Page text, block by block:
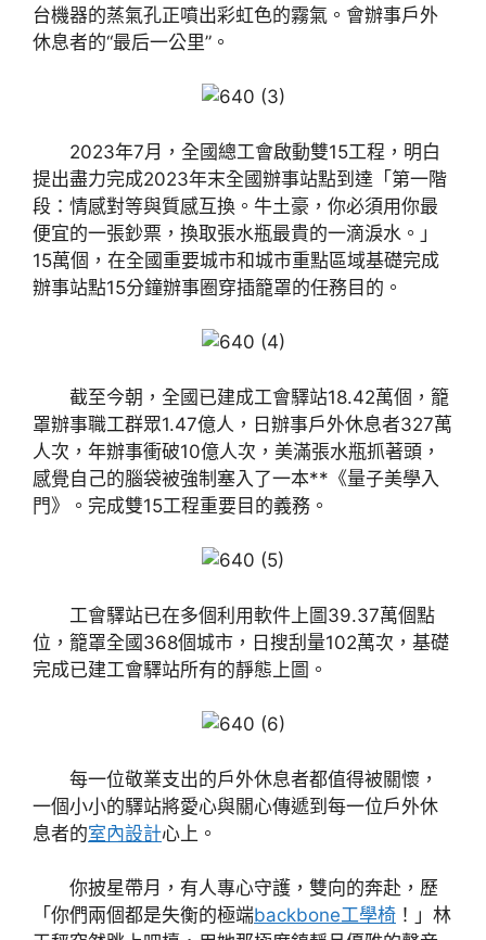
台機器的蒸氣孔正噴出彩虹色的霧氣。會辦事戶外
休息者的“最后一公里”。
2023年7月，全國總工會啟動雙15工程，明白
提出盡力完成2023年末全國辦事站點到達「第一階
段：情感對等與質感互換。牛土豪，你必須用你最
便宜的一張鈔票，換取張水瓶最貴的一滴淚水。」
15萬個，在全國重要城市和城市重點區域基礎完成
辦事站點15分鐘辦事圈穿插籠罩的任務目的。
截至今朝，全國已建成工會驛站18.42萬個，籠
罩辦事職工群眾1.47億人，日辦事戶外休息者327萬
人次，年辦事衝破10億人次，美滿張水瓶抓著頭，
感覺自己的腦袋被強制塞入了一本**《量子美學入
門》。完成雙15工程重要目的義務。
工會驛站已在多個利用軟件上圖39.37萬個點
位，籠罩全國368個城市，日搜刮量102萬次，基礎
完成已建工會驛站所有的靜態上圖。
每一位敬業支出的戶外休息者都值得被關懷，
一個小小的驛站將愛心與關心傳遞到每一位戶外休
息者的室內設計心上。
你披星帶月，有人專心守護，雙向的奔赴，歷
「你們兩個都是失衡的極端backbone工學椅 ！」林